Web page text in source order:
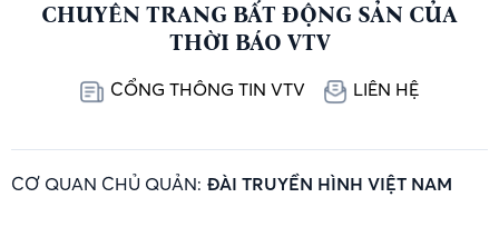
CHUYÊN TRANG BẤT ĐỘNG SẢN CỦA
THỜI BÁO VTV
CỔNG THÔNG TIN VTV LIÊN HỆ
CƠ QUAN CHỦ QUẢN: ĐÀI TRUYỀN HÌNH VIỆT NAM